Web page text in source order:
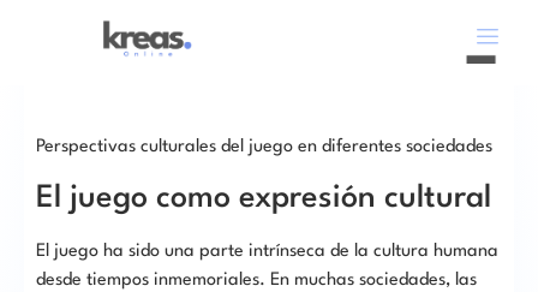
Perspectivas culturales del juego en diferentes sociedades
El juego como expresión cultural
El juego ha sido una parte intrínseca de la cultura humana
desde tiempos inmemoriales. En muchas sociedades, las